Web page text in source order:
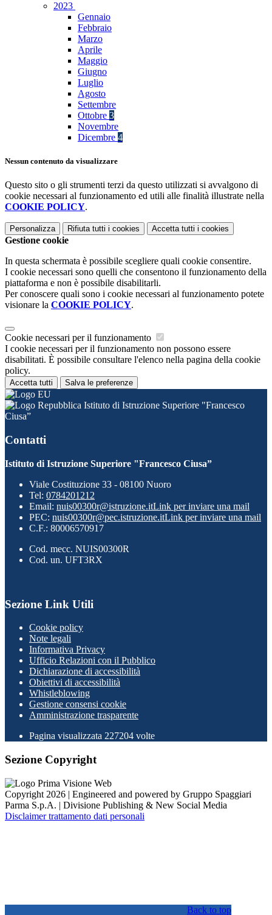
2023
Gennaio
Febbraio
Marzo
Aprile
Maggio
Giugno
Luglio
Agosto
Settembre
Ottobre 3
Novembre
Dicembre 4
Nessun contenuto da visualizzare
Questo sito o gli strumenti terzi da questo utilizzati si avvalgono di
cookie necessari al funzionamento ed utili alle finalità illustrate nella
COOKIE POLICY.
Personalizza Rifiuta tutti i cookies Accetta tutti i cookies
Gestione cookie
In questa schermata è possibile scegliere quali cookie consentire.
I cookie necessari sono quelli che consentono il funzionamento della
piattaforma e non è possibile disabilitarli.
Per conoscere quali sono i cookie necessari al funzionamento potete
visionare la COOKIE POLICY.
Cookie necessari per il funzionamento
I cookie necessari per il funzionamento non possono essere
disabilitati. È possibile consultare l'elenco nella pagina della cookie
policy.
Accetta tutti Salva le preferenze
Istituto di Istruzione Superiore "Francesco
Ciusa”
Contatti
Istituto di Istruzione Superiore "Francesco Ciusa”
Viale Costituzione 33 - 08100 Nuoro
Tel: 0784201212
Email: nuis00300r@istruzione.itLink per inviare una mail
PEC: nuis00300r@pec.istruzione.itLink per inviare una mail
C.F.: 80006570917
Cod. mecc. NUIS00300R
Cod. un. UFT3RX
Sezione Link Utili
Cookie policy
Note legali
Informativa Privacy
Ufficio Relazioni con il Pubblico
Dichiarazione di accessibilità
Obiettivi di accessibilità
Whistleblowing
Gestione consensi cookie
Amministrazione trasparente
Pagina visualizzata 227204 volte
Sezione Copyright
Copyright 2026 | Engineered and powered by Gruppo Spaggiari
Parma S.p.A. | Divisione Publishing & New Social Media
Disclaimer trattamento dati personali
Back to top